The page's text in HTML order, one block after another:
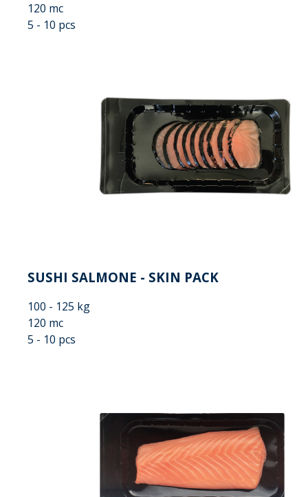
120 mc
5 - 10 pcs
SUSHI SALMONE - SKIN PACK
100 - 125 kg
120 mc
5 - 10 pcs